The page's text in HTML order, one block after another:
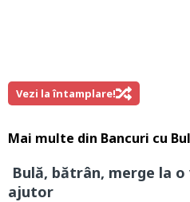
Vezi la întamplare!
Mai multe din Bancuri cu
Bulă, bătrân, merge la
ajutor